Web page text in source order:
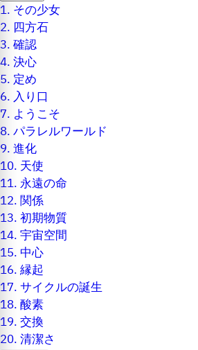
1. その少女
2. 四方石
3.確認
4.決心
5.定め
6.入り口
7. ようこそ
8.パラレルワールド
9.進化
10. 天使
11.永遠の命
12.関係
13.初期物質
14.宇宙空間
15. 中心
16.縁起
17.サイクルの誕生
18.酸素
19.交換
20.清潔さ